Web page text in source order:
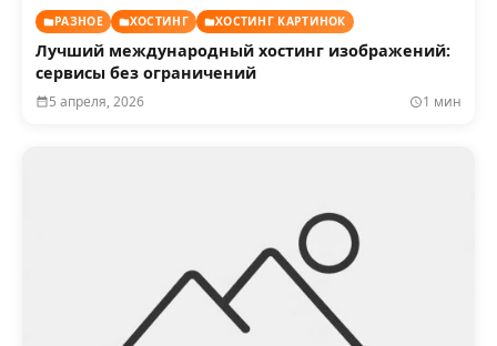
РАЗНОЕ ХОСТИНГ ХОСТИНГ КАРТИНОК
Лучший международный хостинг изображений:
сервисы без ограничений
5 апреля, 2026 1 мин